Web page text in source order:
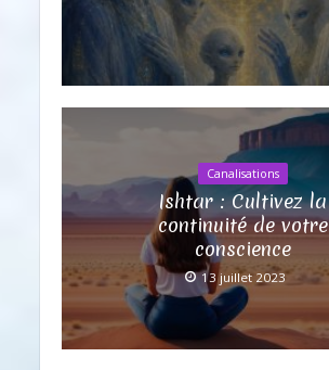
Canalisations
Ishtar : Cultivez la
continuité de votre
conscience
13 juillet 2023